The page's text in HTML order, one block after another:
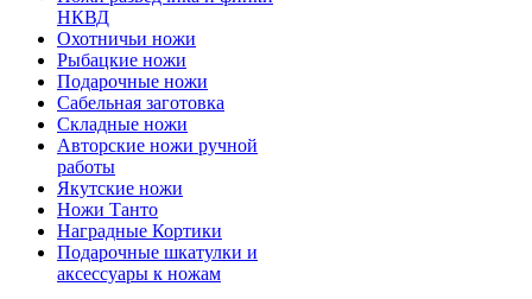
НКВД
Охотничьи ножи
Рыбацкие ножи
Подарочные ножи
Сабельная заготовка
Складные ножи
Авторские ножи ручной
работы
Якутские ножи
Ножи Танто
Наградные Кортики
Подарочные шкатулки и
аксессуары к ножам